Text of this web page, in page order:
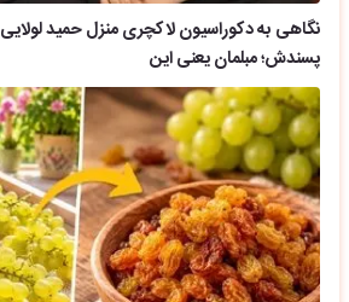
نگاهی به دکوراسیون لاکچری منزل حمید
پسندش؛ مبلمان یعنی این